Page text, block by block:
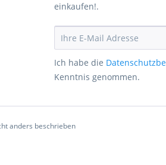
einkaufen!.
Ich habe die
Kenntnis genommen.
anders beschrieben